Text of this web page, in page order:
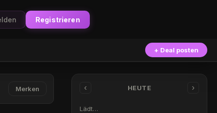
Registrieren
+ Deal posten
Merken ‹ HEUTE ›
Lädt…